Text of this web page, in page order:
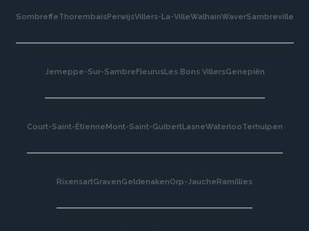
SombreffeThorembaisPerwijsVillers-La-VilleWalhainWaverSambreville
Jemeppe-Sur-Sambre FleurusLes Bons VillersGenepiën
Court-Saint-Étienne Mont-Saint-GuibertLasneWaterlooTerhulpen
RixensartGravenGeldenakenOrp-Jauche Ramillies